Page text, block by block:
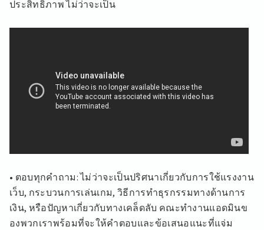
ประสิทธิภาพ ไม่ว่าจะเป็น
• ตอบทุกคำถาม: ไม่ว่าจะเป็นปริศนาเกี่ยวกับการใช้แรงงาน
เว็บ, กระบวนการเล่นเกม, วิธีการทำธุรกรรมทางด้านการ
เงิน, หรือปัญหาเกี่ยวกับทางเคล็ดลับ คณะทำงานแอดมินข
องพวกเราพร้อมที่จะให้คำตอบและข้อเสนอแนะที่แจ่ม